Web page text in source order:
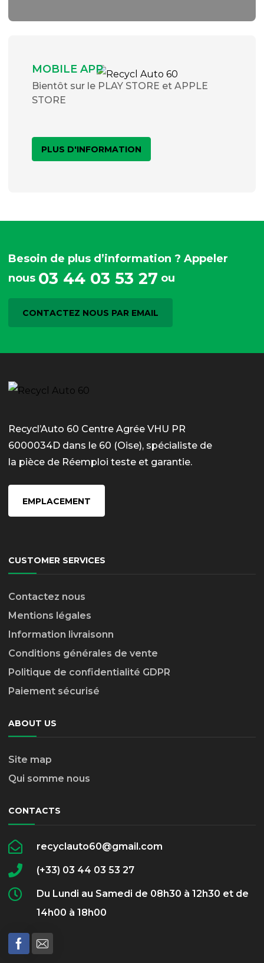
MOBILE APP
Bientôt sur le PLAY STORE et APPLE
STORE
PLUS D'INFORMATION
Besoin de plus d’information ? Appeler
nous 03 44 03 53 27 ou
CONTACTEZ NOUS PAR EMAIL
Recycl’Auto 60 Centre Agrée VHU PR
6000034D dans le 60 (Oise), spécialiste de
la pièce de Réemploi teste et garantie.
EMPLACEMENT
CUSTOMER SERVICES
Contactez nous
Mentions légales
Information livraisonn
Conditions générales de vente
Politique de confidentialité GDPR
Paiement sécurisé
ABOUT US
Site map
Qui somme nous
CONTACTS
recyclauto60@gmail.com
(+33) 03 44 03 53 27
Du Lundi au Samedi de 08h30 à 12h30 et de
14h00 à 18h00